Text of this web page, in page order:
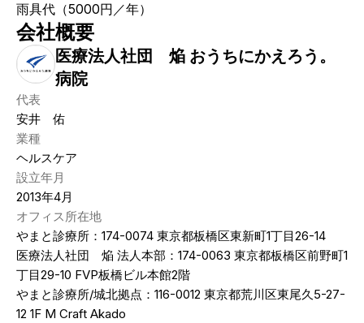
雨具代（5000円／年）
会社概要
医療法人社団 焔 おうちにかえろう。
病院
代表
安井 佑
業種
ヘルスケア
設立年月
2013年4月
オフィス所在地
やまと診療所：174-0074 東京都板橋区東新町1丁目26-14
医療法人社団 焔 法人本部：174-0063 東京都板橋区前野町1
丁目29-10 FVP板橋ビル本館2階
やまと診療所/城北拠点：116-0012 東京都荒川区東尾久5-27-
12 1F M Craft Akado